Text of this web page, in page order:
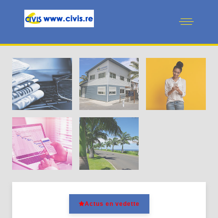
Actus en
vedette
La CIVIS Pratiques
Projets
Cadre de
vie
Actus en vedette